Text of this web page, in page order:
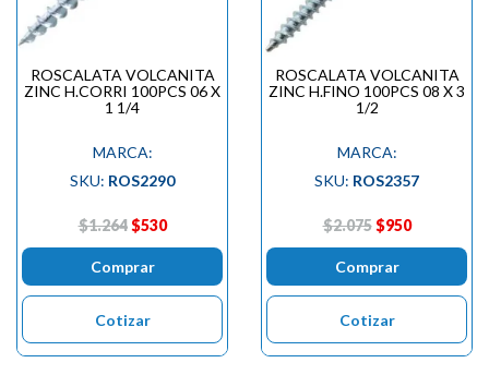
ROSCALATA VOLCANITA
ZINC H.CORRI 100PCS 06 X
1 1/4
MARCA:
SKU: ROS2290
$1.264 $530
Comprar
Cotizar
ROSCALATA VOLCANITA
ZINC H.FINO 100PCS 08 X 3
1/2
MARCA:
SKU: ROS2357
$2.075 $950
Comprar
Cotizar